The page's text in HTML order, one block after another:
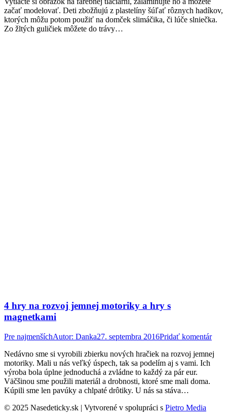
začať modelovať. Deti zbožňujú z plastelíny šúľať rôznych hadíkov,
ktorých môžu potom použiť na domček slimáčika, či lúče slniečka.
Zo žltých guličiek môžete do trávy…
4 hry na rozvoj jemnej motoriky a hry s
magnetkami
Pre najmenšíchAutor: Danka27. septembra 2016Pridať komentár
Nedávno sme si vyrobili zbierku nových hračiek na rozvoj jemnej
motoriky. Mali u nás veľký úspech, tak sa podelím aj s vami. Ich
výroba bola úplne jednoduchá a zvládne to každý za pár eur.
Väčšinou sme použili materiál a drobnosti, ktoré sme mali doma.
Kúpili sme len pavúky a chlpaté drôtiky. U nás sa stáva…
© 2025 Nasedeticky.sk | Vytvorené v spolupráci s Pietro Media